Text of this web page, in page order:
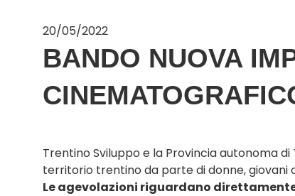
20/05/2022
BANDO NUOVA
Trentino Sviluppo e la Provincia autonoma
territorio trentino da parte di donne, giovani
Le agevolazioni riguardano